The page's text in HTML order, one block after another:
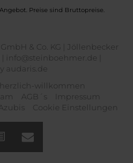
Preise sind Bruttopreise.
& Co. KG | Jöllenbecker
| info@steinboehmer.de |
audaris.de
herzlich-willkommen
AGB´s
Impressum
Cookie Einstellungen